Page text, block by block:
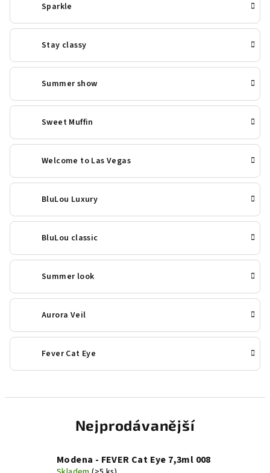
Sparkle
Stay classy
Summer show
Sweet Muffin
Welcome to Las Vegas
BluLou Luxury
BluLou classic
Summer look
Aurora Veil
Fever Cat Eye
Nejprodávanější
Modena - FEVER Cat Eye 7,3ml 008